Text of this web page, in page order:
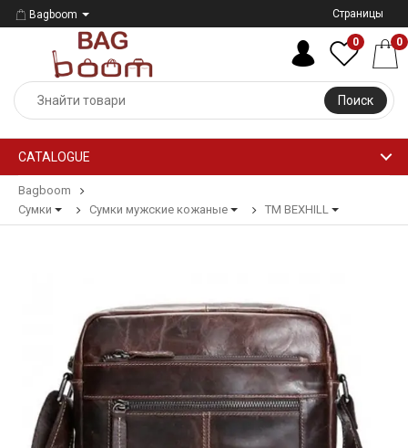
Bagboom Страницы
Поиск
0 0
CATALOGUE
Bagboom
Сумки
Сумки мужские кожаные ТМ BEXHILL